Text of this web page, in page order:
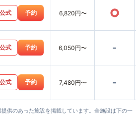
公式 予約 6,820円〜 ○
公式 予約 6,050円〜 -
公式 予約 7,480円〜 -
供のあった施設を掲載しています。全施設は下の一